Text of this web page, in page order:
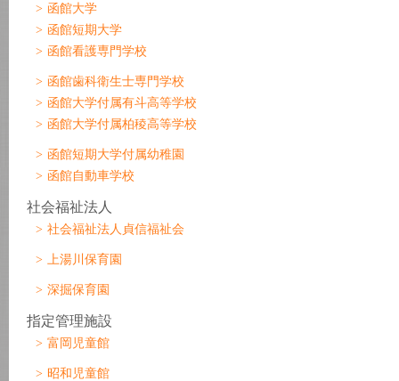
函館大学
函館短期大学
函館看護専門学校
函館歯科衛生士専門学校
函館大学付属有斗高等学校
函館大学付属柏稜高等学校
函館短期大学付属幼稚園
函館自動車学校
社会福祉法人
社会福祉法人貞信福祉会
上湯川保育園
深掘保育園
指定管理施設
富岡児童館
昭和児童館